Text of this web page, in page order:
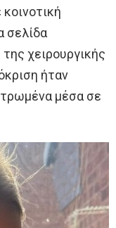
σελίδα
χειρουργικής
ήταν
μέσα σε